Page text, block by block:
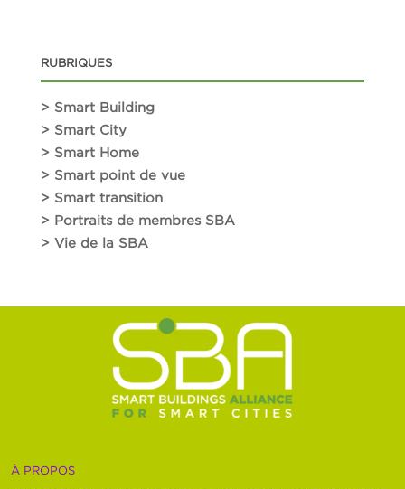
RUBRIQUES
> Smart Building
> Smart City
> Smart Home
> Smart point de vue
> Smart transition
> Portraits de membres SBA
> Vie de la SBA
À PROPOS